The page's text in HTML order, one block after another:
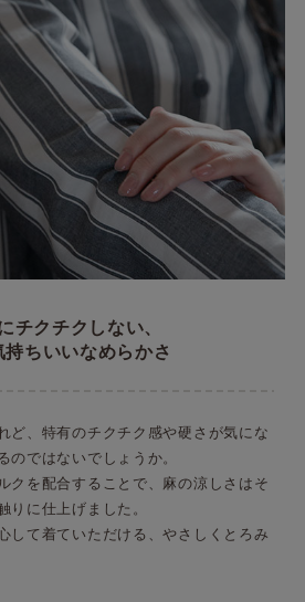
チクチクしない、
持ちいいなめらかさ
ど、特有のチクチク感や硬さが気にな
のではないでしょうか。
クを配合することで、麻の涼しさはそ
りに仕上げました。
して着ていただける、やさしくとろみ